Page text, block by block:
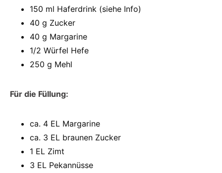
150 ml Haferdrink (siehe Info)
40 g Zucker
40 g Margarine
1/2 Würfel Hefe
250 g Mehl
Für die Füllung:
ca. 4 EL Margarine
ca. 3 EL braunen Zucker
1 EL Zimt
3 EL Pekannüsse